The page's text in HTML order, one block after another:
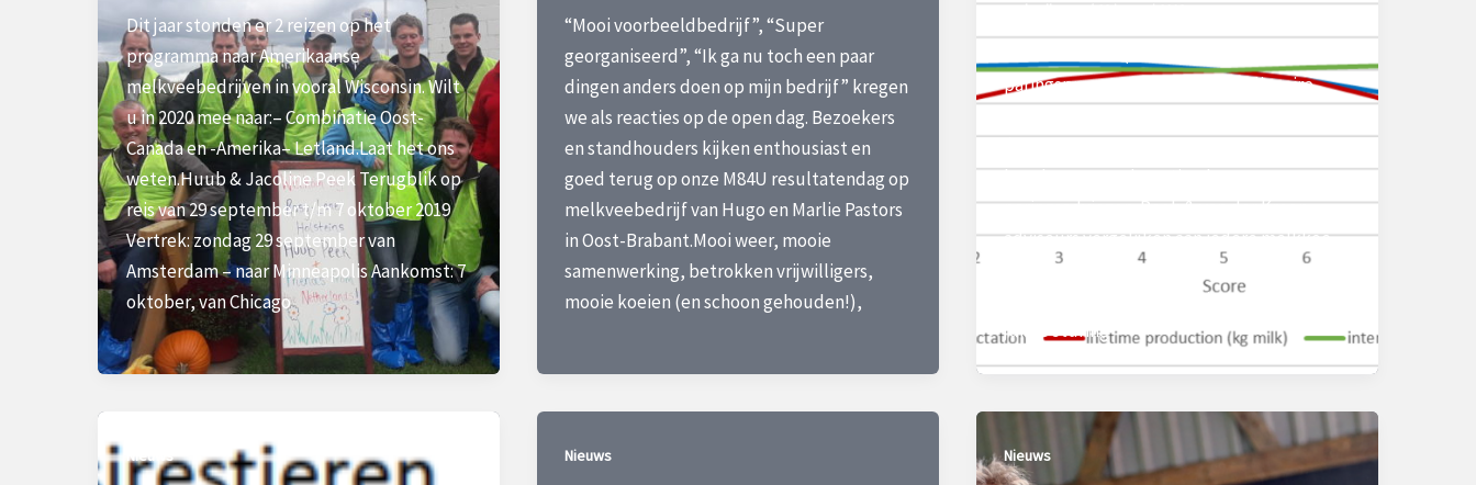
Dit jaar stonden er 2 reizen op het
programma naar Amerikaanse
melkveebedrijven in vooral Wisconsin. Wilt
u in 2020 mee naar:– Combinatie Oost-
Canada en -Amerika– Letland.Laat het ons
weten.Huub & Jacoline Peek Terugblik op
reis van 29 september t/m 7 oktober 2019
Vertrek: zondag 29 september van
Amsterdam – naar Minneapolis Aankomst: 7
oktober, van Chicago
“Mooi voorbeeldbedrijf”, “Super
georganiseerd”, “Ik ga nu toch een paar
dingen anders doen op mijn bedrijf” kregen
we als reacties op de open dag. Bezoekers
en standhouders kijken enthousiast en
goed terug op onze M84U resultatendag op
melkveebedrijf van Hugo en Marlie Pastors
in Oost-Brabant.Mooi weer, mooie
samenwerking, betrokken vrijwilligers,
mooie koeien (en schoon gehouden!),
paringsprogramma worden alle lineaire
berekenen van de optimale
paringsadviezen. Peek & van der Kroon-
adviseurs vergelijken aan iedere melkkoe
de lineaire kenmerken ten op zichte van
wat optimaal zou zijn. Dit is nodig om zo de
juiste sturing
Nieuws Nieuws Nieuws